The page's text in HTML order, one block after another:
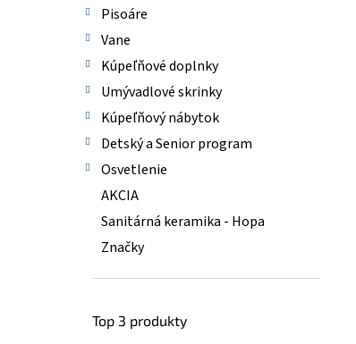
Pisoáre
Vane
Kúpeľňové doplnky
Umývadlové skrinky
Kúpeľňový nábytok
Detský a Senior program
Osvetlenie
AKCIA
Sanitárná keramika - Hopa
Značky
Top 3 produkty